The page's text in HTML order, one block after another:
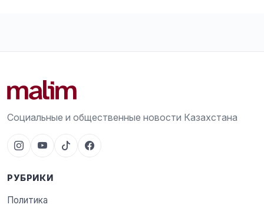
Социальные и общественные новости Казахстана
РУБРИКИ
Политика